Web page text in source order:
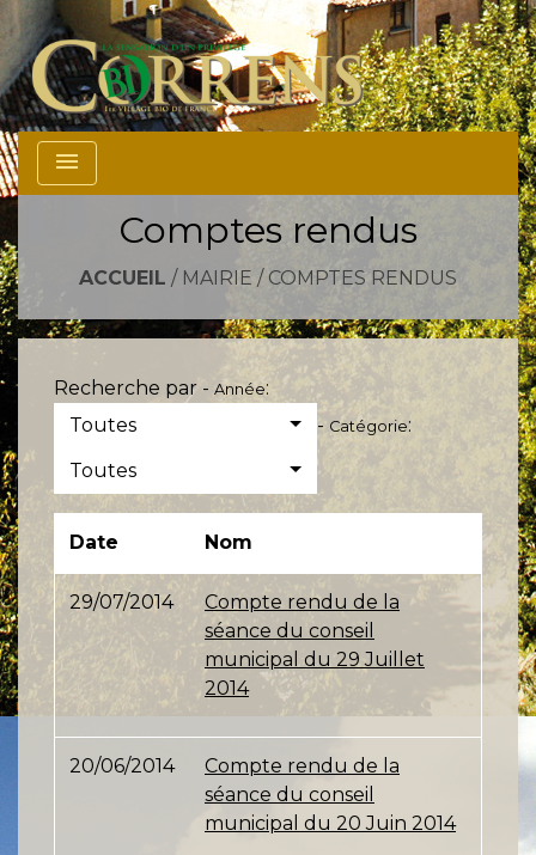
menu
Comptes rendus
ACCUEIL / MAIRIE /COMPTES RENDUS
Recherche par - Année:
Toutes
- Catégorie:
Toutes
Date Nom
29/07/2014
Compte rendu de la
séance du conseil
municipal du 29 Juillet
2014
20/06/2014
Compte rendu de la
séance du conseil
municipal du 20 Juin 2014